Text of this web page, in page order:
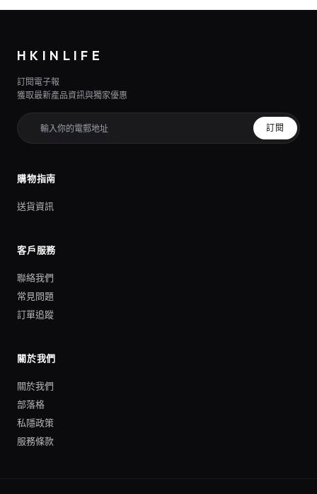
HKINLIFE
訂閱電子報
獲取最新產品資訊與獨家優惠
訂閱
購物指南
送貨資訊
客戶服務
聯絡我們
常見問題
訂單追蹤
關於我們
關於我們
部落格
私隱政策
服務條款